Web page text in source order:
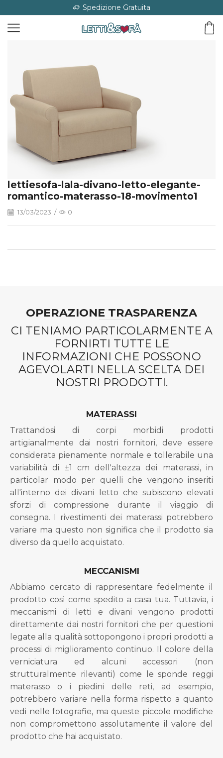
Spedizione Gratuita
lettiesofa-lala-divano-letto-elegante-
romantico-materasso-18-movimento1
13/03/2023 / 0
OPERAZIONE TRASPARENZA
CI TENIAMO PARTICOLARMENTE A
FORNIRTI TUTTE LE
INFORMAZIONI CHE POSSONO
AGEVOLARTI NELLA SCELTA DEI
NOSTRI PRODOTTI.
MATERASSI
Trattandosi di corpi morbidi prodotti
artigianalmente dai nostri fornitori, deve essere
considerata pienamente normale e tollerabile una
variabilità di ±1 cm dell'altezza dei materassi, in
particolar modo per quelli che vengono inseriti
all'interno dei divani letto che subiscono elevati
sforzi di compressione durante il viaggio di
consegna. I rivestimenti dei materassi potrebbero
variare ma questo non significa che il prodotto sia
diverso da quello acquistato.
MECCANISMI
Abbiamo cercato di rappresentare fedelmente il
prodotto così come spedito a casa tua. Tuttavia, i
meccanismi di letti e divani vengono prodotti
direttamente dai nostri fornitori che per questioni
legate alla qualità sottopongono i propri prodotti a
processi di miglioramento continuo. Il colore della
verniciatura ed alcuni accessori (non
strutturalmente rilevanti) come le sponde reggi
materasso o i piedini delle reti, ad esempio,
potrebbero variare nella forma rispetto a quanto
vedi nelle fotografie, ma queste piccole modifiche
non compromettono assolutamente il valore del
prodotto che hai acquistato.